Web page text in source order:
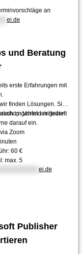
an
ei.de
und Beratung
erste Erfahrungen mit
finden Lösungen. Sie
im Vorfeld mitteilen.
darauf ein.
gehen wir gezielt
Zoom
60 €
max. 5
ei.de
Publisher